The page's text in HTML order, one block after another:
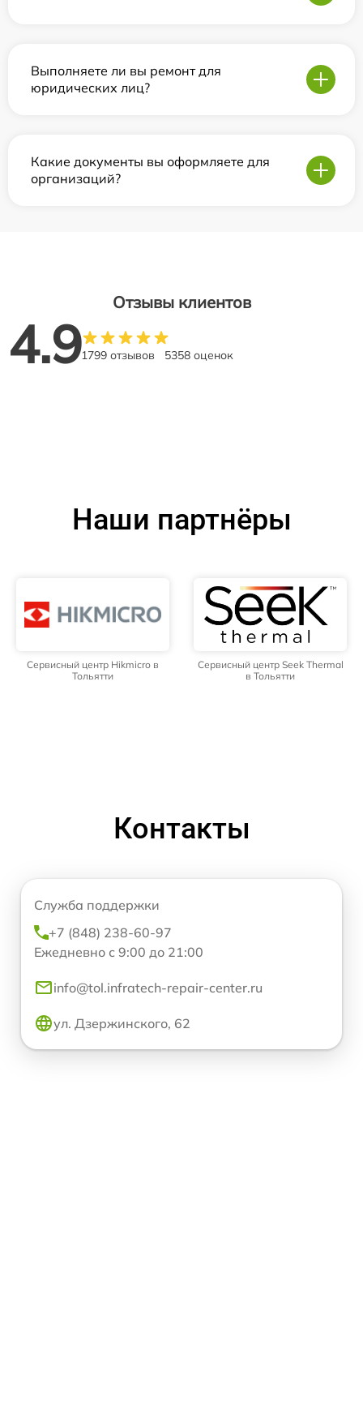
Выполняете ли вы ремонт для
юридических лиц?
Какие документы вы оформляете для
организаций?
Отзывы клиентов
4.91799 отзывов 5358 оценок
Наши партнёры
Сервисный центр Hikmicro в
Тольятти
Сервисный центр Seek Thermal
в Тольятти
Контакты
Служба поддержки
+7 (848) 238-60-97
Ежедневно с 9:00 до 21:00
info@tol.infratech-repair-center.ru
ул. Дзержинского, 62